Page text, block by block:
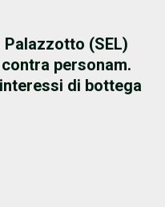
(SEL)
personam.
di bottega